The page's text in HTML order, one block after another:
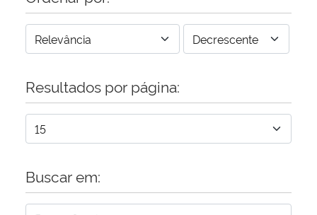
Resultados por página:
Buscar em: